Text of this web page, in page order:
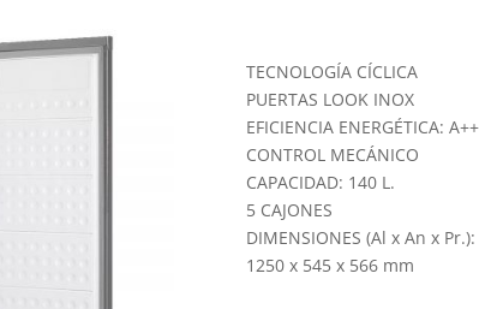
TECNOLOGÍA CÍCLICA
PUERTAS LOOK INOX
EFICIENCIA ENERGÉTICA: A++
CONTROL MECÁNICO
CAPACIDAD: 140 L.
5 CAJONES
DIMENSIONES (Al x An x Pr.):
1250 x 545 x 566 mm